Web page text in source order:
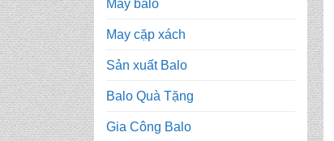
May balo
May cặp xách
Sản xuất Balo
Balo Quà Tặng
Gia Công Balo